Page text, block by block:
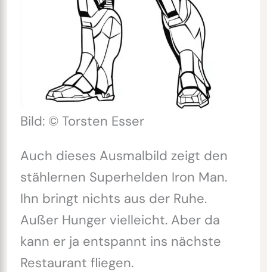
Bild: © Torsten Esser
Auch dieses Ausmalbild zeigt den
stählernen Superhelden Iron Man.
Ihn bringt nichts aus der Ruhe.
Außer Hunger vielleicht. Aber da
kann er ja entspannt ins nächste
Restaurant fliegen.